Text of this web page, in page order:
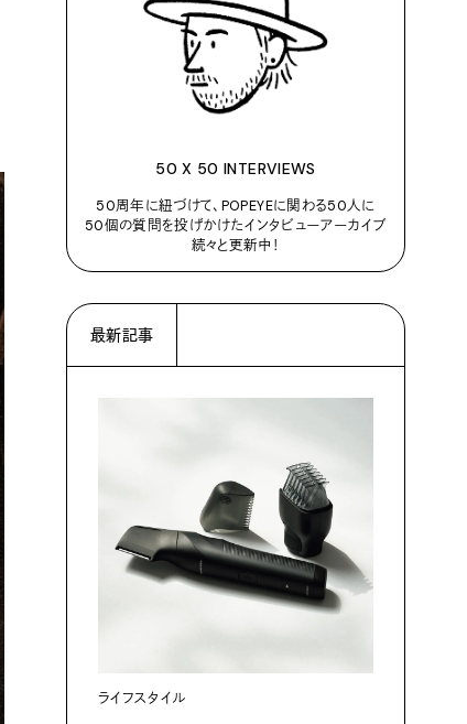
50 X 50 INTERVIEWS
50周年に紐づけて、POPEYEに関わる50人に
50個の質問を投げかけたインタビューアーカイブ
続々と更新中！
最新記事
ライフスタイル